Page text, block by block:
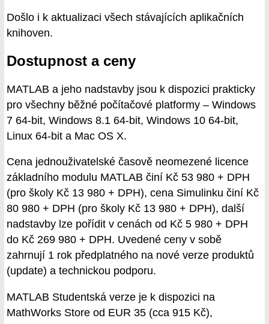
Došlo i k aktualizaci všech stávajících aplikačních
knihoven.
Dostupnost a ceny
MATLAB a jeho nadstavby jsou k dispozici prakticky
pro všechny běžné počítačové platformy – Windows
7 64-bit, Windows 8.1 64-bit, Windows 10 64-bit,
Linux 64-bit a Mac OS X.
Cena jednouživatelské časově neomezené licence
základního modulu MATLAB činí Kč 53 980 + DPH
(pro školy Kč 13 980 + DPH), cena Simulinku činí Kč
80 980 + DPH (pro školy Kč 13 980 + DPH), další
nadstavby lze pořídit v cenách od Kč 5 980 + DPH
do Kč 269 980 + DPH. Uvedené ceny v sobě
zahrnují 1 rok předplatného na nové verze produktů
(update) a technickou podporu.
MATLAB Studentská verze je k dispozici na
MathWorks Store od EUR 35 (cca 915 Kč),